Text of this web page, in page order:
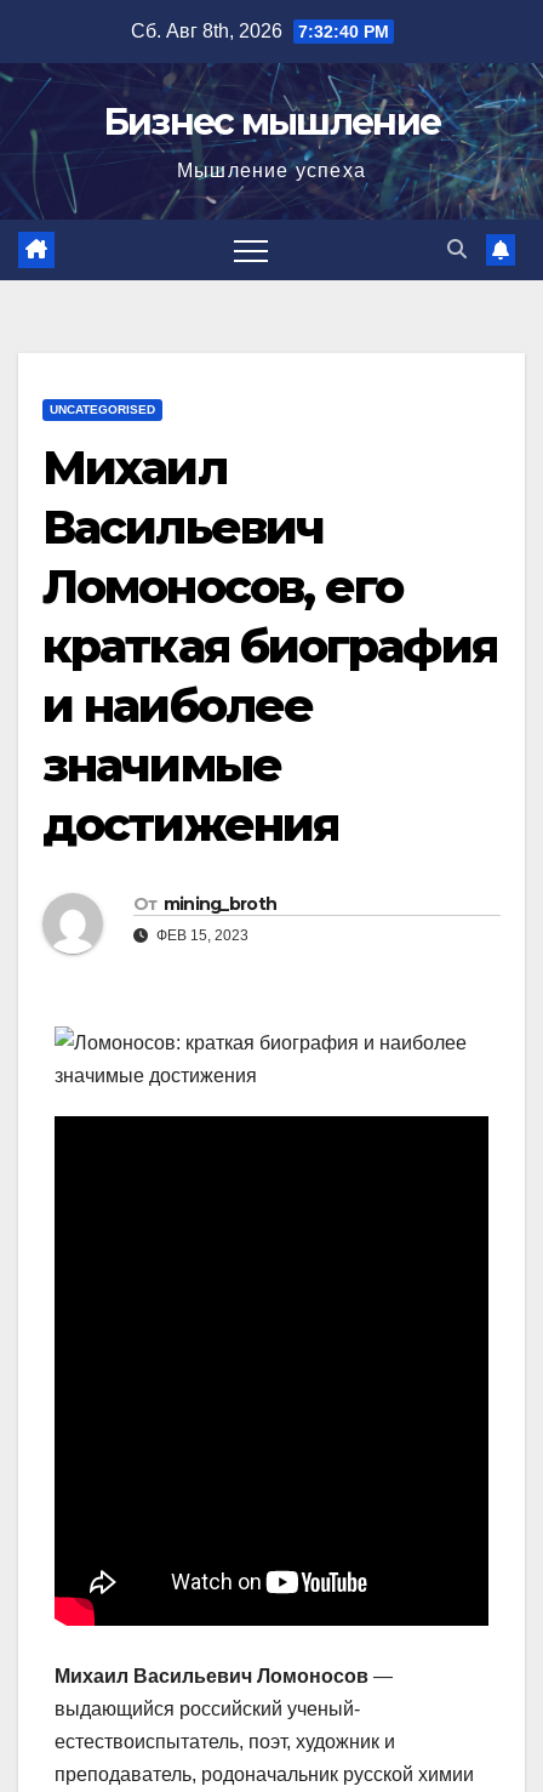
содержимому
Сб. Авг 8th, 2026 7:32:41 PM
Бизнес мышление
Мышление успеха
UNCATEGORISED
Михаил
Васильевич
Ломоносов, его
краткая биография
и наиболее
значимые
достижения
От mining_broth
ФЕВ 15, 2023
Михаил Васильевич Ломоносов —
выдающийся российский ученый-
естествоиспытатель, поэт, художник и
преподаватель, родоначальник русской химии